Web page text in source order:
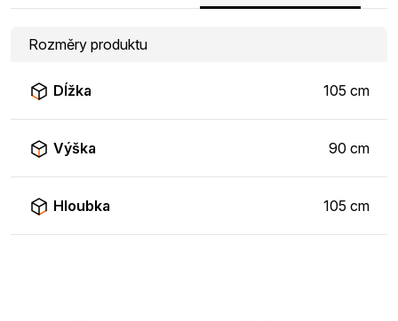
Rozměry produktu
Dĺžka 105 cm
Výška 90 cm
Hloubka 105 cm